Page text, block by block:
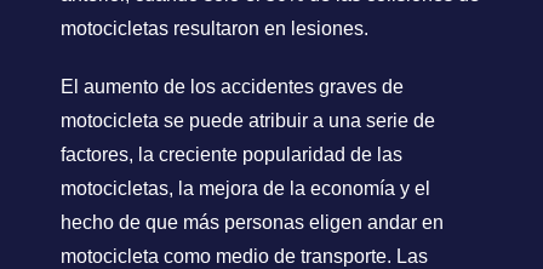
motocicletas resultaron en lesiones.
El aumento de los accidentes graves de
motocicleta se puede atribuir a una serie de
factores, la creciente popularidad de las
motocicletas, la mejora de la economía y el
hecho de que más personas eligen andar en
motocicleta como medio de transporte. Las